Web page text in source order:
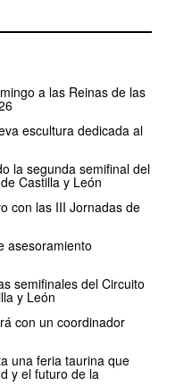
a las Reinas de las
escultura dedicada al
la segunda semifinal del
Castilla y León
con las III Jornadas de
asesoramiento
semifinales del Circuito
y León
con un coordinador
una feria taurina que
y el futuro de la